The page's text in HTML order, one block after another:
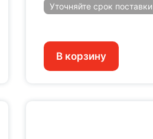
Уточняйте срок поставки
В корзину